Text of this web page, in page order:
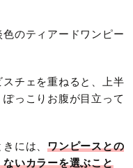
のティアードワンピー
チェを重ねると、上半
っこりお腹が目立って
には、 ワンピースとの
いカラーを選ぶこと